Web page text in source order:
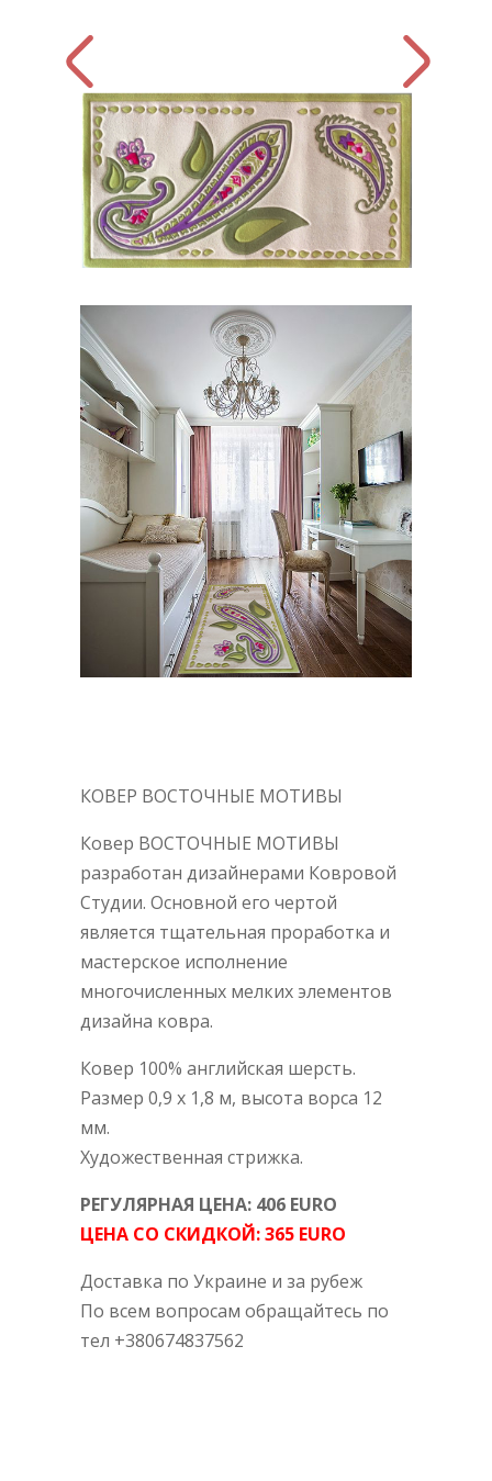
КОВЕР ВОСТОЧНЫЕ МОТИВЫ
Ковер ВОСТОЧНЫЕ МОТИВЫ
разработан дизайнерами Ковровой
Студии. Основной его чертой
является тщательная проработка и
мастерское исполнение
многочисленных мелких элементов
дизайна ковра.
Ковер 100% английская шерсть.
Размер 0,9 х 1,8 м, высота ворса 12
мм.
Художественная стрижка.
РЕГУЛЯРНАЯ ЦЕНА: 406 EURO
ЦЕНА СО СКИДКОЙ:365 EURO
Доставка по Украине и за рубеж
По всем вопросам обращайтесь по
тел +380674837562